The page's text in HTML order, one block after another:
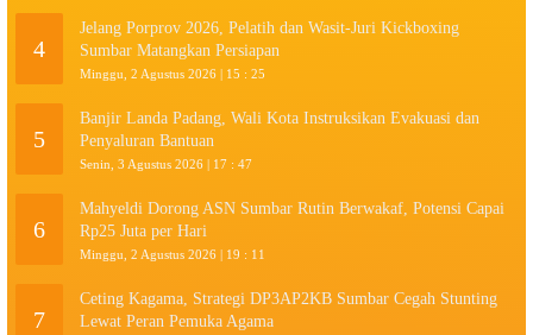
4
Jelang Porprov 2026, Pelatih dan Wasit-Juri Kickboxing
Sumbar Matangkan Persiapan
Minggu, 2 Agustus 2026 | 15 : 25
5
Banjir Landa Padang, Wali Kota Instruksikan Evakuasi dan
Penyaluran Bantuan
Senin, 3 Agustus 2026 | 17 : 47
6
Mahyeldi Dorong ASN Sumbar Rutin Berwakaf, Potensi Capai
Rp25 Juta per Hari
Minggu, 2 Agustus 2026 | 19 : 11
7
Ceting Kagama, Strategi DP3AP2KB Sumbar Cegah Stunting
Lewat Peran Pemuka Agama